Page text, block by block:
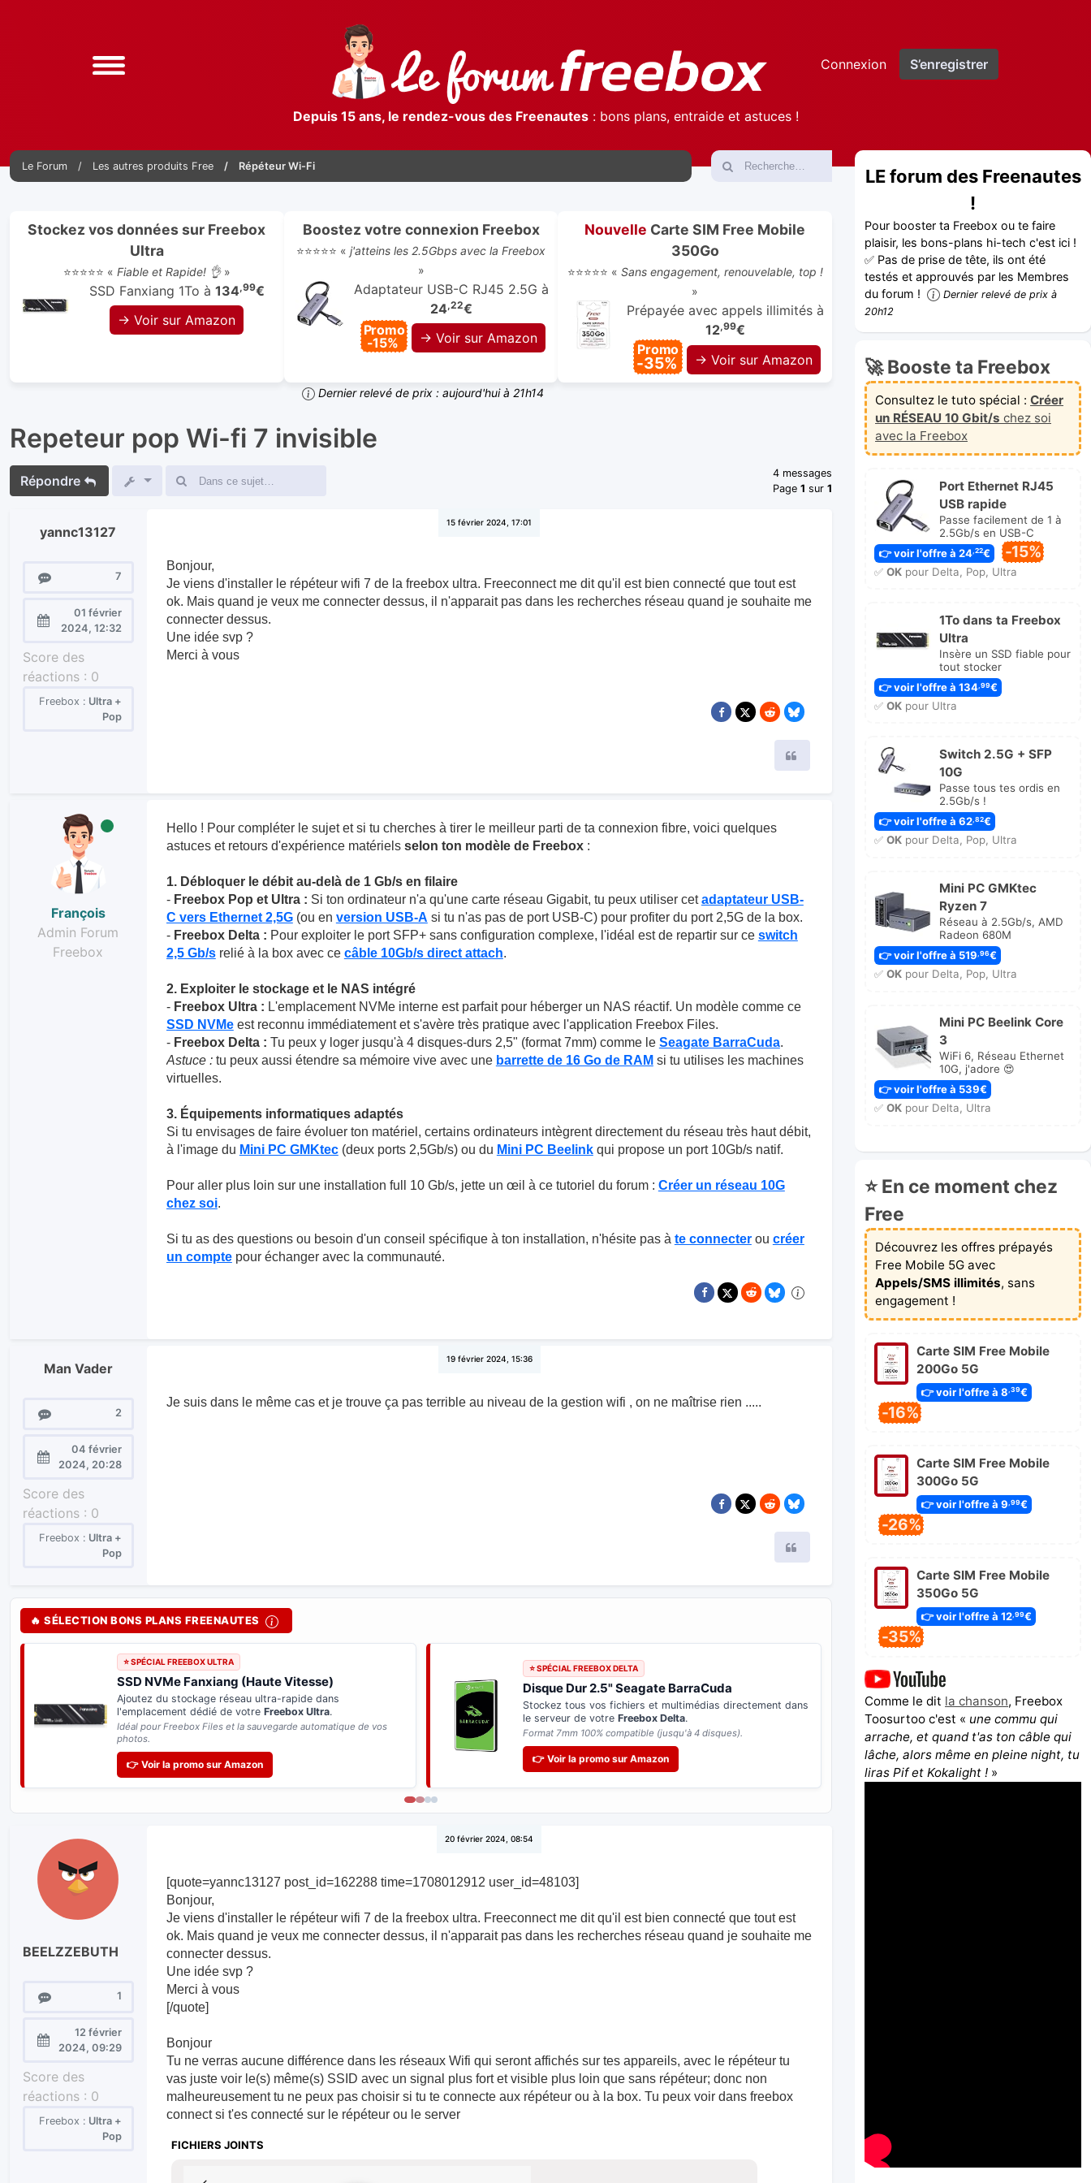
Connexion S’enregistrer
Depuis 15 ans, le rendez-vous des Freenautes: bons plans, entraide et astuces !
Le Forum Les autres produits Free Répéteur Wi-Fi
Stockez vos données sur Freebox
Ultra
⭐⭐⭐⭐⭐ « Fiable et Rapide! 👌»
SSD Fanxiang 1To à 134,99€
→ Voir sur Amazon
Boostez votre connexion Freebox
⭐⭐⭐⭐⭐ « j'atteins les 2.5Gbps avec la Freebox
»
Adaptateur USB-C RJ45 2.5G à
24,22€
Promo
-15%
→ Voir sur Amazon
Nouvelle Carte SIM Free Mobile
350Go
⭐⭐⭐⭐⭐ « Sans engagement, renouvelable, top !
»
Prépayée avec appels illimités à
12,99€
Promo
-35% → Voir sur Amazon
Dernier relevé de prix : aujourd'hui à 21h14
Repeteur pop Wi-fi 7 invisible
Répondre
4 messages
Page1 sur1
yannc13127
Messages 7
Enregistré
01 février
2024, 12:32
Score des
réactions : 0
Freebox : Ultra +
Pop
15 février 2024, 17:01
Bonjour,
Je viens d'installer le répéteur wifi 7 de la freebox ultra. Freeconnect me dit qu'il est bien connecté que tout est
ok. Mais quand je veux me connecter dessus, il n'apparait pas dans les recherches réseau quand je souhaite me
connecter dessus.
Une idée svp ?
Merci à vous
François
Admin Forum
Freebox
Hello ! Pour compléter le sujet et si tu cherches à tirer le meilleur parti de ta connexion fibre, voici quelques
astuces et retours d'expérience matériels selon ton modèle de Freebox:
1. Débloquer le débit au-delà de 1 Gb/s en filaire
- Freebox Pop et Ultra : Si ton ordinateur n'a qu'une carte réseau Gigabit, tu peux utiliser cetadaptateur USB-
C vers Ethernet 2,5G(ou en version USB-A si tu n'as pas de port USB-C) pour profiter du port 2,5G de la box.
- Freebox Delta : Pour exploiter le port SFP+ sans configuration complexe, l'idéal est de repartir sur ce switch
2,5 Gb/srelié à la box avec ce câble 10Gb/s direct attach.
2. Exploiter le stockage et le NAS intégré
- Freebox Ultra : L'emplacement NVMe interne est parfait pour héberger un NAS réactif. Un modèle comme ce
SSD NVMeest reconnu immédiatement et s'avère très pratique avec l'application Freebox Files.
- Freebox Delta : Tu peux y loger jusqu'à 4 disques-durs 2,5" (format 7mm) comme le Seagate BarraCuda.
Astuce :tu peux aussi étendre sa mémoire vive avec une barrette de 16 Go de RAM si tu utilises les machines
virtuelles.
3. Équipements informatiques adaptés
Si tu envisages de faire évoluer ton matériel, certains ordinateurs intègrent directement du réseau très haut débit,
à l'image du Mini PC GMKtec(deux ports 2,5Gb/s) ou du Mini PC Beelinkqui propose un port 10Gb/s natif.
Pour aller plus loin sur une installation full 10 Gb/s, jette un œil à ce tutoriel du forum : Créer un réseau 10G
chez soi.
Si tu as des questions ou besoin d'un conseil spécifique à ton installation, n'hésite pas à te connecterou créer
un comptepour échanger avec la communauté.
Man Vader
Messages 2
Enregistré
04 février
2024, 20:28
Score des
réactions : 0
Freebox : Ultra +
Pop
19 février 2024, 15:36
Je suis dans le même cas et je trouve ça pas terrible au niveau de la gestion wifi , on ne maîtrise rien .....
🔥 SÉLECTION BONS PLANS FREENAUTES
⭐ SPÉCIAL FREEBOX ULTRA
SSD NVMe Fanxiang (Haute Vitesse)
Ajoutez du stockage réseau ultra-rapide dans
l'emplacement dédié de votre Freebox Ultra.
Idéal pour Freebox Files et la sauvegarde automatique de vos
photos.
👉 Voir la promo sur Amazon
⭐ SPÉCIAL FREEBOX DELTA
Disque Dur 2.5" Seagate BarraCuda
Stockez tous vos fichiers et multimédias directement dans
le serveur de votre Freebox Delta.
Format 7mm 100% compatible (jusqu'à 4 disques).
👉 Voir la promo sur Amazon
BEELZZEBUTH
Messages 1
Enregistré
12 février
2024, 09:29
Score des
réactions : 0
Freebox : Ultra +
Pop
20 février 2024, 08:54
[quote=yannc13127 post_id=162288 time=1708012912 user_id=48103]
Bonjour,
Je viens d'installer le répéteur wifi 7 de la freebox ultra. Freeconnect me dit qu'il est bien connecté que tout est
ok. Mais quand je veux me connecter dessus, il n'apparait pas dans les recherches réseau quand je souhaite me
connecter dessus.
Une idée svp ?
Merci à vous
[/quote]
Bonjour
Tu ne verras aucune différence dans les réseaux Wifi qui seront affichés sur tes appareils, avec le répéteur tu
vas juste voir le(s) même(s) SSID avec un signal plus fort et visible plus loin que sans répéteur; donc non
malheureusement tu ne peux pas choisir si tu te connecte aux répéteur ou à la box. Tu peux voir dans freebox
connect si t'es connecté sur le répéteur ou le server
FICHIERS JOINTS
LE forum des Freenautes
!
Pour booster ta Freebox ou te faire
plaisir, les bons-plans hi-tech c'est ici !
✅ Pas de prise de tête, ils ont été
testés et approuvés par les Membres
du forum !
Dernier relevé de prix à
20h12
🚀 Booste ta Freebox
Consultez le tuto spécial : Créer
un RÉSEAU 10 Gbit/s chez soi
avec la Freebox
Port Ethernet RJ45
USB rapide
Passe facilement de 1 à
2.5Gb/s en USB-C
👉 voir l'offre à 24,22€ -15%
✅ OKpour Delta, Pop, Ultra
1To dans ta Freebox
Ultra
Insère un SSD fiable pour
tout stocker
👉 voir l'offre à 134 ,99€
✅ OKpour Ultra
Switch 2.5G + SFP
10G
Passe tous tes ordis en
2.5Gb/s !
👉 voir l'offre à 62,82€
✅ OKpour Delta, Pop, Ultra
Mini PC GMKtec
Ryzen 7
Réseau à 2.5Gb/s, AMD
Radeon 680M
👉 voir l'offre à 519,96€
✅ OKpour Delta, Pop, Ultra
Mini PC Beelink Core
3
WiFi 6, Réseau Ethernet
10G, j'adore 😍
👉 voir l'offre à 539€
✅ OKpour Delta, Ultra
⭐ En ce moment chez
Free
Découvrez les offres prépayés
Free Mobile 5G avec
Appels/SMS illimités, sans
engagement !
Carte SIM Free Mobile
200Go 5G
👉 voir l'offre à 8,39€
-16%
Carte SIM Free Mobile
300Go 5G
👉 voir l'offre à 9 ,99€
-26%
Carte SIM Free Mobile
350Go 5G
👉 voir l'offre à 12,99€
-35%
Comme le dit la chanson, Freebox
Toosurtoo c'est « une commu qui
arrache, et quand t'as ton câble qui
lâche, alors même en pleine night, tu
liras Pif et Kokalight ! »